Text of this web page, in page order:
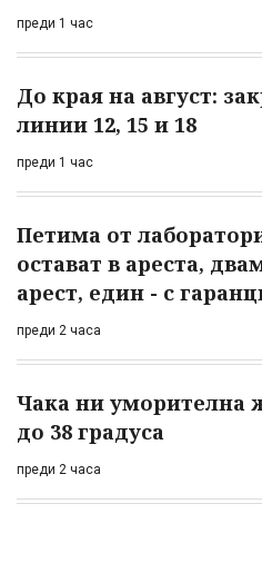
преди 1 час
До края на август:
линии 12, 15 и 18
преди 1 час
Петима от
остават в ареста,
арест, един - с
преди 2 часа
Чака ни уморителна
до 38 градуса
преди 2 часа